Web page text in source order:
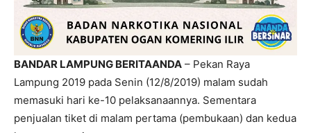
BANDAR LAMPUNG BERITAANDA – Pekan Raya
Lampung 2019 pada Senin (12/8/2019) malam sudah
memasuki hari ke-10 pelaksanaannya. Sementara
penjualan tiket di malam pertama (pembukaan) dan kedua